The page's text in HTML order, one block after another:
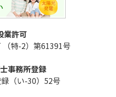
業許可
（特-2）第61391号
事務所登録
（い-30）52号